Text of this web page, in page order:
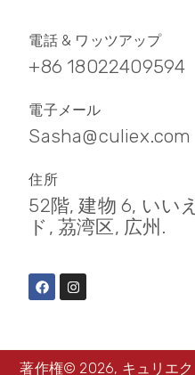
電話 & ワッツアップ
+86 18022409594
電子メール
Sasha@culiex.com
住所
52階, 建物 6, いい
ド, 茘湾区, 広州.
著作権© 2026, キュリエク